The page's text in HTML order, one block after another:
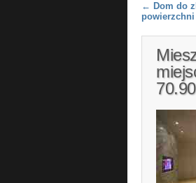
Post
← Dom do
powierzchni